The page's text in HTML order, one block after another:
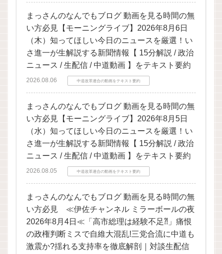
まっさんのなんでもブログ 動画を見る時間の無
い方必見【モーニングライブ】2026年8月6日
（木）知ってほしい今日のニュースを厳選！い
さ進一が生解説する新聞情報【 15分解説 / 政治
ニュース / 生配信 / 中道動画 】をテキスト要約
2026.08.06 中道改革連合の動画をテキスト要約
まっさんのなんでもブログ 動画を見る時間の無
い方必見【モーニングライブ】2026年8月5日
（水）知ってほしい今日のニュースを厳選！い
さ進一が生解説する新聞情報【 15分解説 / 政治
ニュース / 生配信 / 中道動画 】をテキスト要約
2026.08.05 中道改革連合の動画をテキスト要約
まっさんのなんでもブログ 動画を見る時間の無
い方必見 ≪伊佐チャンネル ミラーボールの夜
2026年8月4日≪「高市総理は経験不足⁈」痛恨
の政権判断ミスで自維大混乱!三党合流に中道も
激震か?揺れる支持率を徹底解剖｜対談生配信